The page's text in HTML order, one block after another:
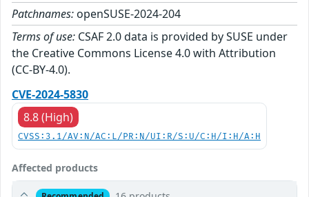
Patchnames: openSUSE-2024-204
Terms of use: CSAF 2.0 data is provided by SUSE under
the Creative Commons License 4.0 with Attribution
(CC-BY-4.0).
CVE-2024-5830
8.8 (High)
CVSS:3.1/AV:N/AC:L/PR:N/UI:R/S:U/C:H/I:H/A:H
Affected products